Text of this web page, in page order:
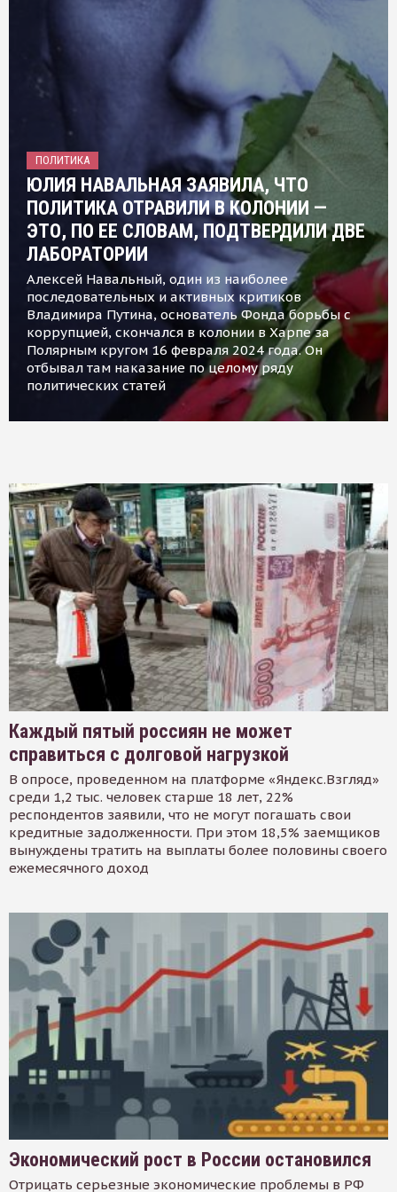
ПОЛИТИКА
ЮЛИЯ НАВАЛЬНАЯ ЗАЯВИЛА, ЧТО
ПОЛИТИКА ОТРАВИЛИ В КОЛОНИИ —
ЭТО, ПО ЕЕ СЛОВАМ, ПОДТВЕРДИЛИ ДВЕ
ЛАБОРАТОРИИ
Алексей Навальный, один из наиболее
последовательных и активных критиков
Владимира Путина, основатель Фонда борьбы с
коррупцией, скончался в колонии в Харпе за
Полярным кругом 16 февраля 2024 года. Он
отбывал там наказание по целому ряду
политических статей
Каждый пятый россиян не может
справиться с долговой нагрузкой
В опросе, проведенном на платформе «Яндекс.Взгляд»
среди 1,2 тыс. человек старше 18 лет, 22%
респондентов заявили, что не могут погашать свои
кредитные задолженности. При этом 18,5% заемщиков
вынуждены тратить на выплаты более половины своего
ежемесячного доход
Экономический рост в России остановился
Отрицать серьезные экономические проблемы в РФ